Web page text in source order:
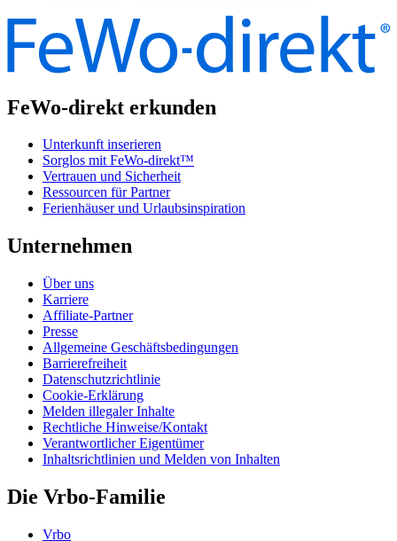
FeWo-direkt erkunden
Unterkunft inserieren
Sorglos mit FeWo-direkt™
Vertrauen und Sicherheit
Ressourcen für Partner
Ferienhäuser und Urlaubsinspiration
Unternehmen
Über uns
Karriere
Affiliate-Partner
Presse
Allgemeine Geschäftsbedingungen
Barrierefreiheit
Datenschutzrichtlinie
Cookie-Erklärung
Melden illegaler Inhalte
Rechtliche Hinweise/Kontakt
Verantwortlicher Eigentümer
Inhaltsrichtlinien und Melden von Inhalten
Die Vrbo-Familie
Vrbo